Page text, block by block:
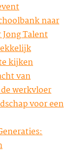
naar
Talent
kijken
van
werkvloer
voor een